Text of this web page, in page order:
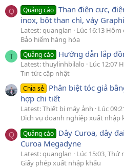
Q Quảng cáo Than điện cực,
inox, bột than chì, vảy
Latest: quanglan
Lúc 16:13 Hôm
Bảo hiểm hàng hóa
T Quảng cáo Hướng dẫn lắp
Latest: thuylinhbilalo
Lúc 12:07
Tin tức cập nhật
Chia sẻ Phân biệt tóc giả
hợp chi tiết
Latest: Thiết bị máy ảnh
Lúc
Dịch vụ doanh nghiệp xuất nhập
Q Quảng cáo Dây Curoa, dây
Curoa Megadyne
Latest: quanglan
Lúc 15:03, Thứ
Giấy phép xuất nhập khẩu